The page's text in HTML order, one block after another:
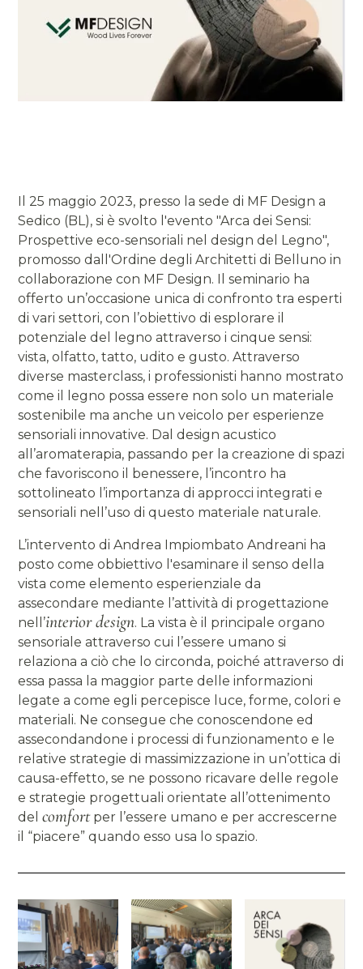
Il 25 maggio 2023, presso la sede di MF Design a
Sedico (BL), si è svolto l'evento "Arca dei Sensi:
Prospettive eco-sensoriali nel design del Legno",
promosso dall'Ordine degli Architetti di Belluno in
collaborazione con MF Design. Il seminario ha
offerto un’occasione unica di confronto tra esperti
di vari settori, con l’obiettivo di esplorare il
potenziale del legno attraverso i cinque sensi:
vista, olfatto, tatto, udito e gusto. Attraverso
diverse masterclass, i professionisti hanno mostrato
come il legno possa essere non solo un materiale
sostenibile ma anche un veicolo per esperienze
sensoriali innovative. Dal design acustico
all’aromaterapia, passando per la creazione di spazi
che favoriscono il benessere, l’incontro ha
sottolineato l’importanza di approcci integrati e
sensoriali nell’uso di questo materiale naturale.
L’intervento di Andrea Impiombato Andreani ha
posto come obbiettivo l'esaminare il senso della
vista come elemento esperienziale da
assecondare mediante l’attività di progettazione
nell’interior design. La vista è il principale organo
sensoriale attraverso cui l’essere umano si
relaziona a ciò che lo circonda, poiché attraverso di
essa passa la maggior parte delle informazioni
legate a come egli percepisce luce, forme, colori e
materiali. Ne consegue che conoscendone ed
assecondandone i processi di funzionamento e le
relative strategie di massimizzazione in un’ottica di
causa-effetto, se ne possono ricavare delle regole
e strategie progettuali orientate all’ottenimento
delcomfortper l’essere umano e per accrescerne
il “piacere” quando esso usa lo spazio.